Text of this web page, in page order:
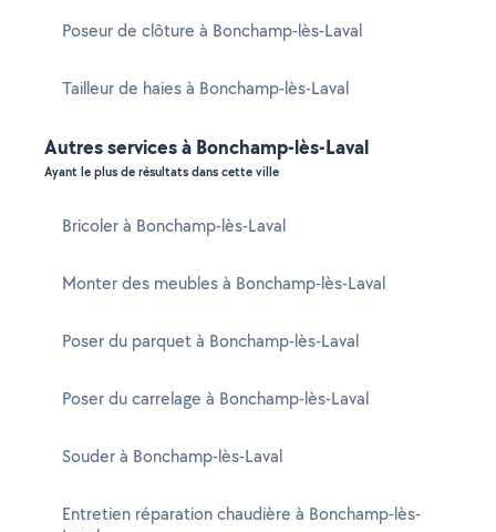
Poseur de clôture à Bonchamp-lès-Laval
Tailleur de haies à Bonchamp-lès-Laval
Autres services à Bonchamp-lès-Laval
Ayant le plus de résultats dans cette ville
Bricoler à Bonchamp-lès-Laval
Monter des meubles à Bonchamp-lès-Laval
Poser du parquet à Bonchamp-lès-Laval
Poser du carrelage à Bonchamp-lès-Laval
Souder à Bonchamp-lès-Laval
Entretien réparation chaudière à Bonchamp-lès-